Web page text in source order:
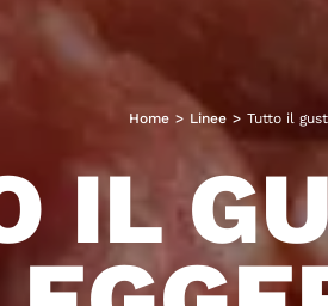
Home > Linee > Tutto il
IL